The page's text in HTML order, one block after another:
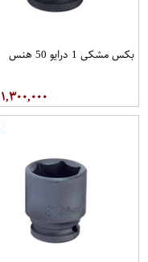
بکس مشکی 1 درایو 50 هنس
۱,۳۰۰,۰۰۰